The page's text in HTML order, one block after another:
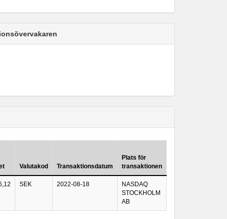
Valutakod Transaktionsdatum
Plats för
transaktionen
SEK 2022-08-18
NASDAQ
STOCKHOLM
AB